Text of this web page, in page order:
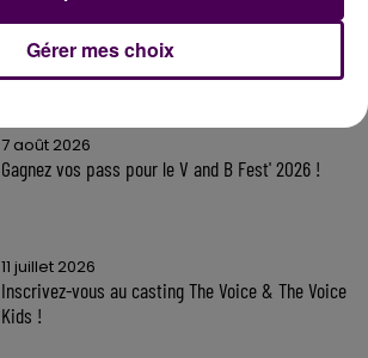
7 août 2026
Gagnez vos pass pour le V and B Fest' 2026 !
11 juillet 2026
Inscrivez-vous au casting The Voice & The Voice
Kids !
Gérer mes choix